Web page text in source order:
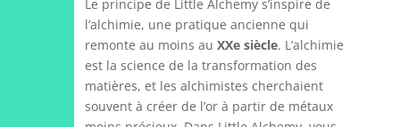
Le principe de Little Alchemy s’inspire de
l’alchimie, une pratique ancienne qui
remonte au moins au XXe siècle. L’alchimie
est la science de la transformation des
matières, et les alchimistes cherchaient
souvent à créer de l’or à partir de métaux